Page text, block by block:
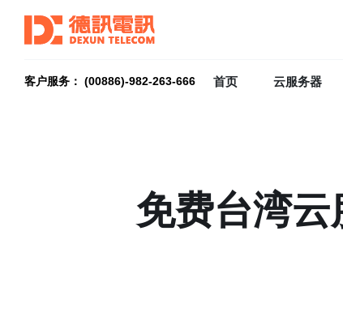
客户服务： (00886)-982-263-666 首页 云服务器
免费台湾